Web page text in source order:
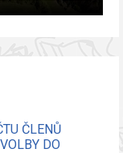
ČLENŮ
DO